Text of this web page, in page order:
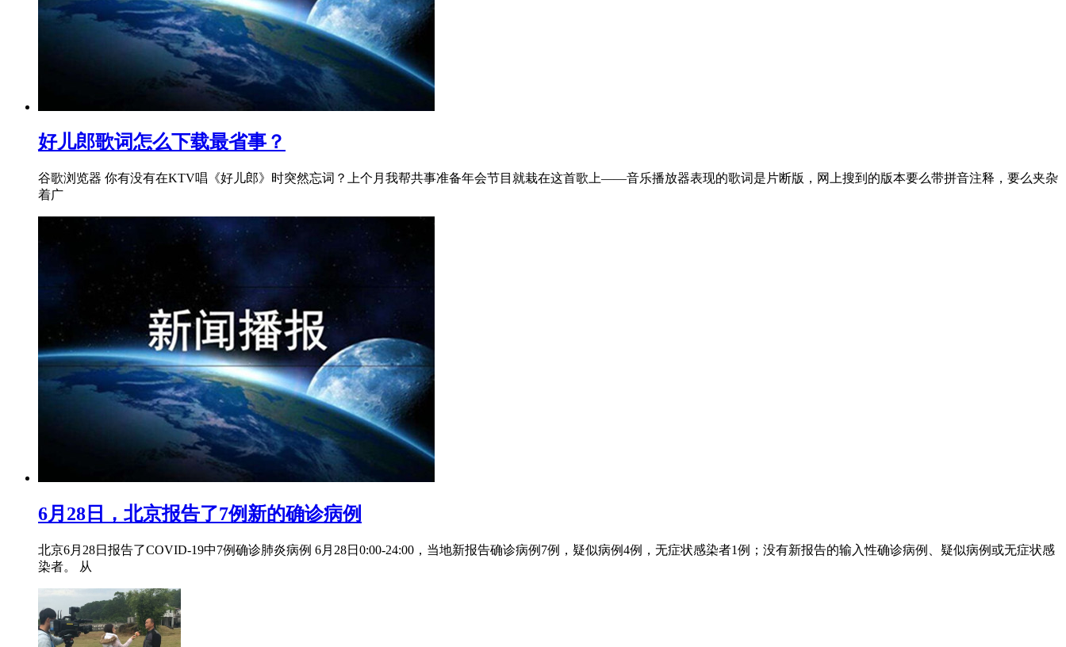
好儿郎歌词怎么下载最省事？
谷歌浏览器 你有没有在KTV唱《好儿郎》时突然忘词？上个月我帮共事准备年会节目就栽在这首歌上——音乐播放器表现的歌词是片断版，网上搜到的版本要么带拼音注释，要么夹杂
着广
6月28日，北京报告了7例新的确诊病例
北京6月28日报告了COVID-19中7例确诊肺炎病例 6月28日0:00-24:00，当地新报告确诊病例7例，疑似病例4例，无症状感染者1例；没有新报告的输入性确诊病例、疑似病例或无症状感
染者。 从